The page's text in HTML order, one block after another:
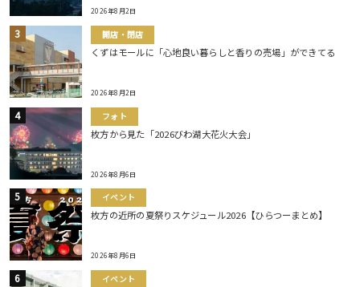
2026年8月2日
開店・閉店
くずはモールに「心地良い暮らしと香りの売場」ができてる
2026年8月2日
フォト
枚方から見た「2026びわ湖大花火大会」
2026年8月6日
イベント
枚方の近所の夏祭りスケジュール2026【ひらつーまとめ】
2026年8月6日
イベント